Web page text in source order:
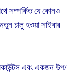
সম্পর্কিত যে কোনও
চালু হওয়া সাইবার
এবং একজন উপ/